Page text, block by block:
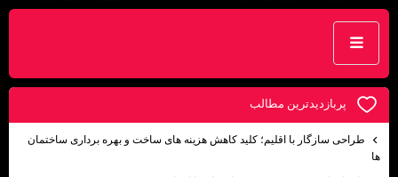
پربازديدترين مطالب
طراحی سازگار با اقلیم؛ کلید کاهش هزینه ‌های ساخت و بهره‌ برداری ساختمان‌
ها